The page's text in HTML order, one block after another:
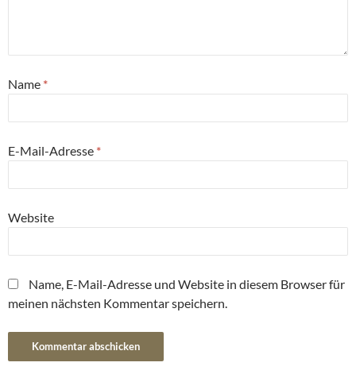
Name *
E-Mail-Adresse *
Website
Name, E-Mail-Adresse und Website in diesem Browser für
meinen nächsten Kommentar speichern.